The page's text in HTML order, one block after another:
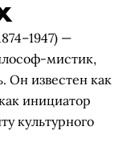
—
мистик,
Он известен как
инициатор
культурного